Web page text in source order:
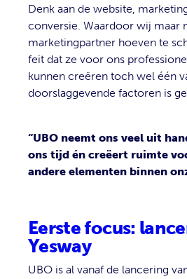
Denk aan de website,
conversie. Waardoor wij maar
marketingpartner hoeven te
feit dat ze voor ons
kunnen creëren toch wel één
doorslaggevende factoren is
“UBO neemt ons veel uit
ons tijd én creëert ruimte
andere elementen binnen
Eerste focus:
Yesway
UBO is al vanaf de lancering